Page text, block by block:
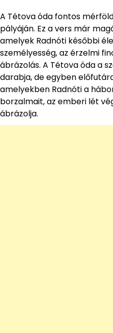
A Tétova óda fontos
pályáján. Ez a vers már
amelyek Radnóti későbbi
személyesség, az érzelmi
ábrázolás. A Tétova óda a
darabja, de egyben
amelyekben Radnóti a
borzalmait, az emberi lét
ábrázolja.